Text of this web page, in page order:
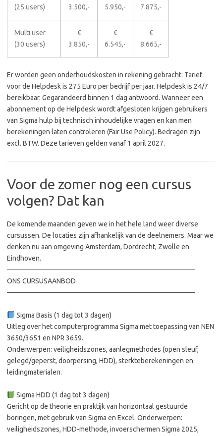
(25 users)
3.500,-
5.950,-
7.875,-
Multi user
(30 users)
€
3.850,-
€
6.545,-
€
8.665,-
Er worden geen onderhoudskosten in rekening gebracht. Tarief
voor de Helpdesk is 275 Euro per bedrijf per jaar. Helpdesk is 24/7
bereikbaar. Gegarandeerd binnen 1 dag antwoord. Wanneer een
abonnement op de Helpdesk wordt afgesloten krijgen gebruikers
van Sigma hulp bij technisch inhoudelijke vragen en kan men
berekeningen laten controleren (Fair Use Policy). Bedragen zijn
excl. BTW. Deze tarieven gelden vanaf 1 april 2027.
Voor de zomer nog een cursus
volgen? Dat kan
De komende maanden geven we in het hele land weer diverse
cursussen. De locaties zijn afhankelijk van de deelnemers. Maar we
denken nu aan omgeving Amsterdam, Dordrecht, Zwolle en
Eindhoven.
──────────────────────────────────────
ONS CURSUSAANBOD
──────────────────────────────────────
Sigma Basis (1 dag tot 3 dagen)
Uitleg over het computerprogramma Sigma met toepassing van NEN
3650/3651 en NPR 3659.
Onderwerpen: veiligheidszones, aanlegmethodes (open sleuf,
gelegd/geperst, doorpersing, HDD), sterkteberekeningen en
leidingmaterialen.
Sigma HDD (1 dag tot 3 dagen)
Gericht op de theorie en praktijk van horizontaal gestuurde
boringen, met gebruik van Sigma en Excel. Onderwerpen:
veiligheidszones, HDD-methode, invoerschermen Sigma 2025,